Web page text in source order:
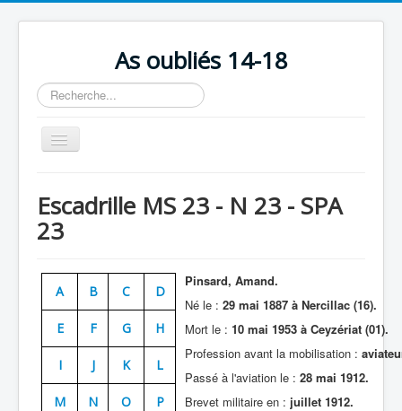
As oubliés 14-18
Rechercher
Basculer
la
Chronologie
Escadrilles
Organisation
Avions
Personnels
Formation
Doctrines
Escadrille MS 23 - N 23 - SPA
23
A B C D
E F G H
I J K L
M N O P
Pinsard, Amand.
Né le : 29 mai 1887 à Nercillac (16).
Mort le : 10 mai 1953 à Ceyzériat (01).
Profession avant la mobilisation :
Passé à l'aviation le : 28 mai 1912.
Brevet militaire en : juillet 1912.